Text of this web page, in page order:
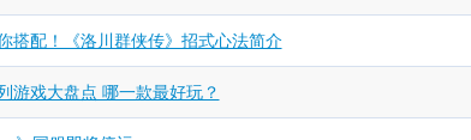
搭配！《洛川群侠传》招式心法简介
游戏大盘点 哪一款最好玩？